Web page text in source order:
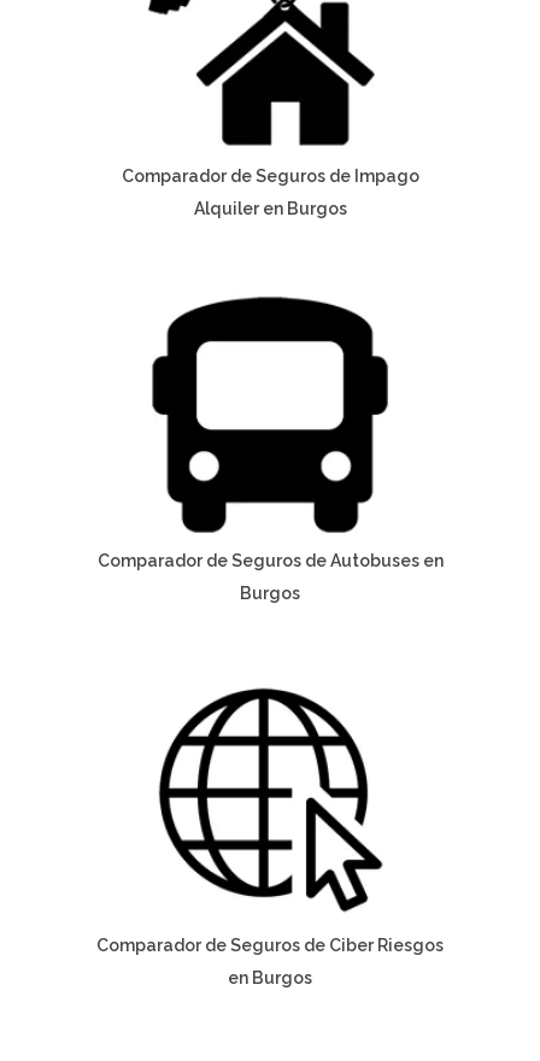
Comparador de Seguros de Impago
Alquiler en Burgos
Comparador de Seguros de Autobuses en
Burgos
Comparador de Seguros de Ciber Riesgos
en Burgos